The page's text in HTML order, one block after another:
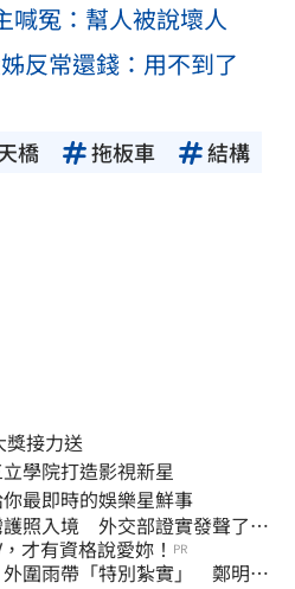
喊冤：幫人被說壞人
反常還錢：用不到了
橋 拖板車
結構
接力送
學院打造影視新星
最即時的娛樂星鮮事
護照入境 外交部證實發聲了：
才有資格說愛妳！ PR
外圍雨帶「特別紮實」 鄭明典